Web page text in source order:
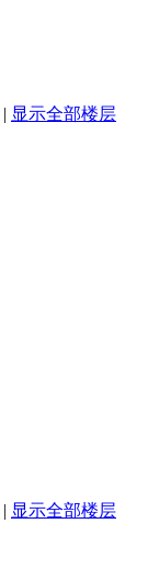
| 显示全部楼层
| 显示全部楼层